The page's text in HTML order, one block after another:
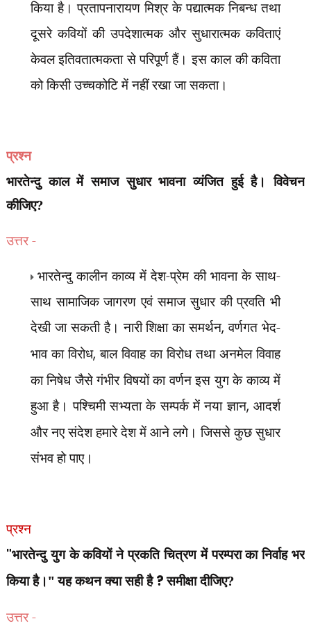
किया है। प्रतापनारायण मिश्र के पद्यात्मक निबन्ध तथा
दूसरे कवियों की उपदेशात्मक और सुधारात्मक कविताएं
केवल इतिवतात्मकता से परिपूर्ण हैं। इस काल की कविता
को किसी उच्चकोटि में नहीं रखा जा सकता।
प्रश्न
भारतेन्दु काल मेंसमाज सुधारभावना व्यंजित हुई है। विवेचन
कीजिए?
उत्तर -
भारतेन्दु कालीन काव्य में देश-प्रेम की भावना के साथ-
साथ सामाजिक जागरण एवं समाज सुधार की प्रवति भी
देखी जा सकती है। नारी शिक्षा का समर्थन,वर्णगत भेद-
भाव का विरोध,बाल विवाह का विरोध तथा अनमेल विवाह
का निषेध जैसे गंभीर विषयों का वर्णन इस युग के काव्य में
हुआ है। पश्चिमी सभ्यता के सम्पर्क में नया ज्ञान,आदर्श
और नए संदेश हमारे देश में आने लगे। जिससे कुछ सुधार
संभव हो पाए।
प्रश्न
"भारतेन्दु युग के कवियों ने प्रकति चित्रण में परम्परा का निर्वाह भर
किया है।" यह कथन क्या सही है?समीक्षा दीजिए?
उत्तर -